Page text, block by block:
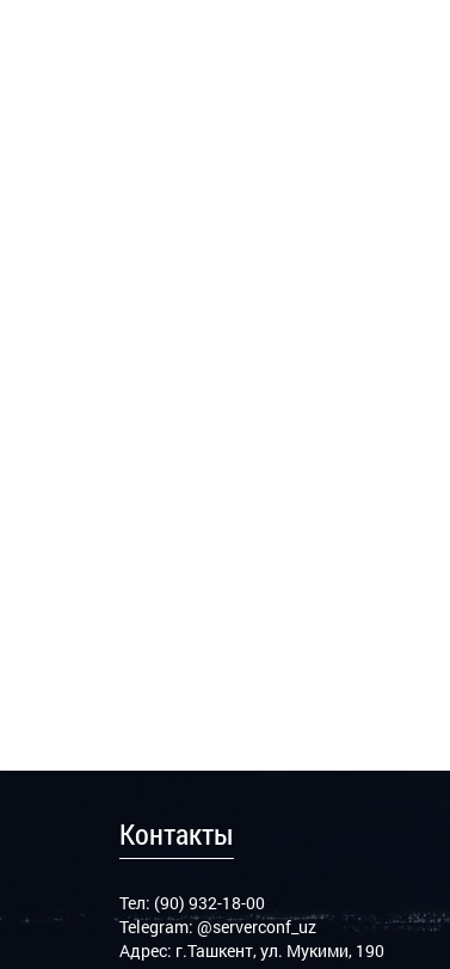
Контакты
Тел: (90) 932-18-00
Telegram:@serverconf_uz
Адрес: г.Ташкент, ул. Мукими, 190